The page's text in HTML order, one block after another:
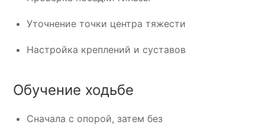
Уточнение точки центра тяжести
Настройка креплений и суставов
Обучение ходьбе
Сначала с опорой, затем без